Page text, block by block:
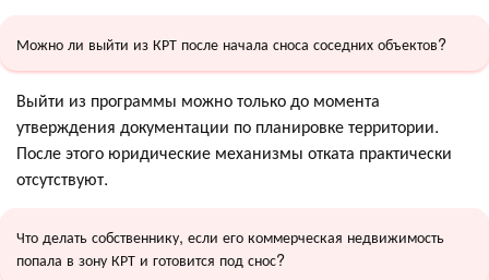
Можно ли выйти из КРТ после начала сноса соседних объектов?
Выйти из программы можно только до момента
утверждения документации по планировке территории.
После этого юридические механизмы отката практически
отсутствуют.
Что делать собственнику, если его коммерческая недвижимость
попала в зону КРТ и готовится под снос?